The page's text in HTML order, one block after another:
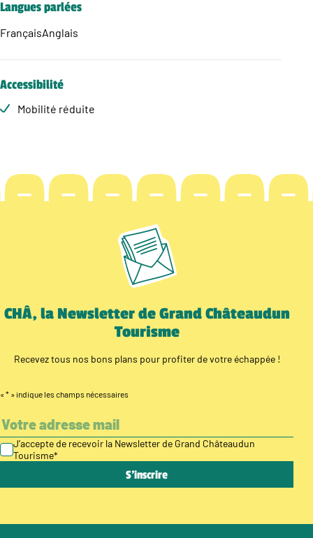
Langues parlées
FrançaisAnglais
Accessibilité
Mobilité réduite
CHÂ, la Newsletter de Grand Châteaudun
Tourisme
Recevez tous nos bons plans pour profiter de votre échappée !
« * » indique les champs nécessaires
J’accepte de recevoir la Newsletter de Grand Châteaudun
Tourisme*